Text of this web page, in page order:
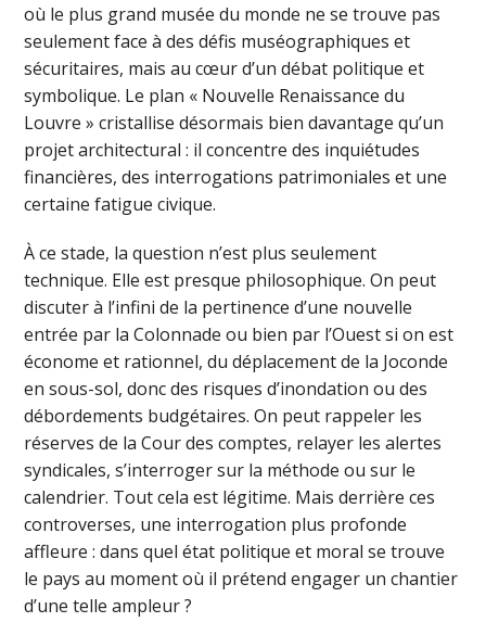
où le plus grand musée du monde ne se trouve pas
seulement face à des défis muséographiques et
sécuritaires, mais au cœur d’un débat politique et
symbolique. Le plan « Nouvelle Renaissance du
Louvre » cristallise désormais bien davantage qu’un
projet architectural : il concentre des inquiétudes
financières, des interrogations patrimoniales et une
certaine fatigue civique.
À ce stade, la question n’est plus seulement
technique. Elle est presque philosophique. On peut
discuter à l’infini de la pertinence d’une nouvelle
entrée par la Colonnade ou bien par l’Ouest si on est
économe et rationnel, du déplacement de la Joconde
en sous-sol, donc des risques d’inondation ou des
débordements budgétaires. On peut rappeler les
réserves de la Cour des comptes, relayer les alertes
syndicales, s’interroger sur la méthode ou sur le
calendrier. Tout cela est légitime. Mais derrière ces
controverses, une interrogation plus profonde
affleure : dans quel état politique et moral se trouve
le pays au moment où il prétend engager un chantier
d’une telle ampleur ?